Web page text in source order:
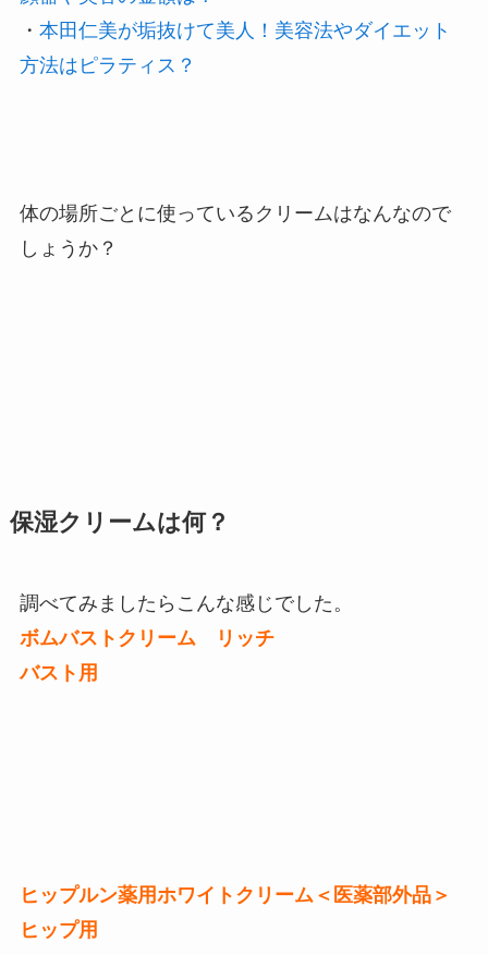
・ 本田仁美が垢抜けて美人！美容法やダイエット
方法はピラティス？
体の場所ごとに使っているクリームはなんなので
しょうか？
保湿クリームは何？
調べてみましたらこんな感じでした。
ボムバストクリーム リッチ
バスト用
ヒップルン薬用ホワイトクリーム＜医薬部外品＞
ヒップ用